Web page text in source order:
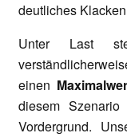
deutliches
Unter Last
einen
diesem
Vordergrund.